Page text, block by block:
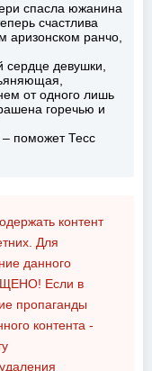
спасла южанина
счастлива
аризонском ранчо,
сердце девушки,
от одного лишь
горечью и
– поможет Тесс
контент
Для
данного
Если в
пропаганды
контента -